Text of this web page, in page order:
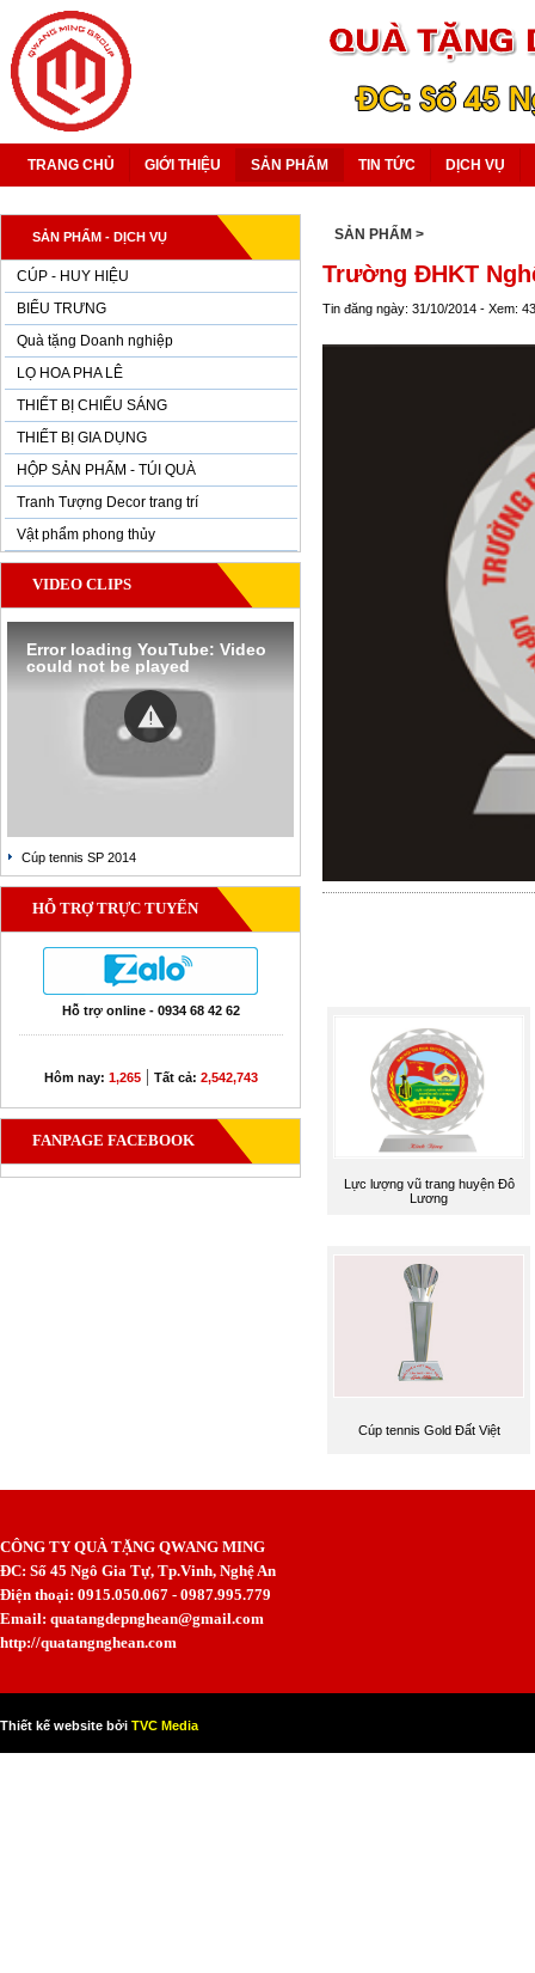
TRANG CHỦ GIỚI THIỆU SẢN PHẨM TIN TỨC DỊCH VỤ
SẢN PHẨM - DỊCH VỤ
CÚP - HUY HIỆU
BIỂU TRƯNG
Quà tặng Doanh nghiệp
LỌ HOA PHA LÊ
THIẾT BỊ CHIẾU SÁNG
THIẾT BỊ GIA DỤNG
HỘP SẢN PHẨM - TÚI QUÀ
Tranh Tượng Decor trang trí
Vật phẩm phong thủy
VIDEO CLIPS
Error loading YouTube: Video
could not be played
Cúp tennis SP 2014
HỖ TRỢ TRỰC TUYẾN
Hỗ trợ online - 0934 68 42 62
Hôm nay: 1,265| Tất cả: 2,542,743
FANPAGE FACEBOOK
SẢN PHẨM >
Trường ĐHKT
Tin đăng ngày: 31/10/2014 - Xem:
Lực lượng vũ trang huyện Đô
Lương
Cúp tennis Gold Đất Việt
CÔNG TY QUÀ TẶNG QWANG MING
ĐC: Số 45 Ngô Gia Tự, Tp.Vinh, Nghệ An
Điện thoại: 0915.050.067 - 0987.995.779
Email: quatangdepnghean@gmail.com
http://quatangnghean.com
Thiết kế website bởi TVC Media